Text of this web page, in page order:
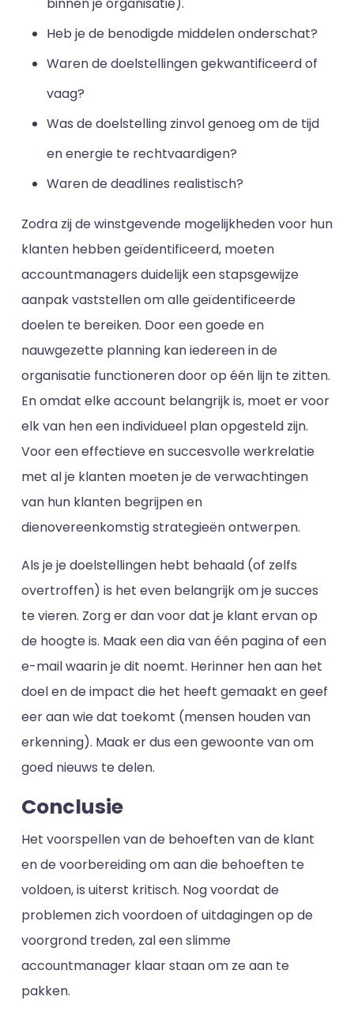
Heb je de benodigde middelen onderschat?
Waren de doelstellingen gekwantificeerd of
vaag?
Was de doelstelling zinvol genoeg om de tijd
en energie te rechtvaardigen?
Waren de deadlines realistisch?
Zodra zij de winstgevende mogelijkheden voor hun
klanten hebben geïdentificeerd, moeten
accountmanagers duidelijk een stapsgewijze
aanpak vaststellen om alle geïdentificeerde
doelen te bereiken. Door een goede en
nauwgezette planning kan iedereen in de
organisatie functioneren door op één lijn te zitten.
En omdat elke account belangrijk is, moet er voor
elk van hen een individueel plan opgesteld zijn.
Voor een effectieve en succesvolle werkrelatie
met al je klanten moeten je de verwachtingen
van hun klanten begrijpen en
dienovereenkomstig strategieën ontwerpen.
Als je je doelstellingen hebt behaald (of zelfs
overtroffen) is het even belangrijk om je succes
te vieren. Zorg er dan voor dat je klant ervan op
de hoogte is. Maak een dia van één pagina of een
e-mail waarin je dit noemt. Herinner hen aan het
doel en de impact die het heeft gemaakt en geef
eer aan wie dat toekomt (mensen houden van
erkenning). Maak er dus een gewoonte van om
goed nieuws te delen.
Conclusie
Het voorspellen van de behoeften van de klant
en de voorbereiding om aan die behoeften te
voldoen, is uiterst kritisch. Nog voordat de
problemen zich voordoen of uitdagingen op de
voorgrond treden, zal een slimme
accountmanager klaar staan om ze aan te
pakken.